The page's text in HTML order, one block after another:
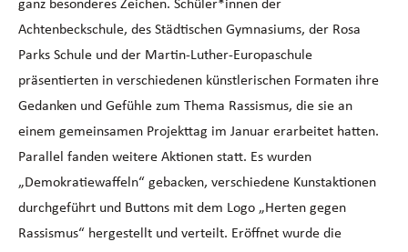
ganz besonderes Zeichen. Schüler*innen der
Achtenbeckschule, des Städtischen Gymnasiums, der Rosa
Parks Schule und der Martin-Luther-Europaschule
präsentierten in verschiedenen künstlerischen Formaten ihre
Gedanken und Gefühle zum Thema Rassismus, die sie an
einem gemeinsamen Projekttag im Januar erarbeitet hatten.
Parallel fanden weitere Aktionen statt. Es wurden
„Demokratiewaffeln“ gebacken, verschiedene Kunstaktionen
durchgeführt und Buttons mit dem Logo „Herten gegen
Rassismus“ hergestellt und verteilt. Eröffnet wurde die